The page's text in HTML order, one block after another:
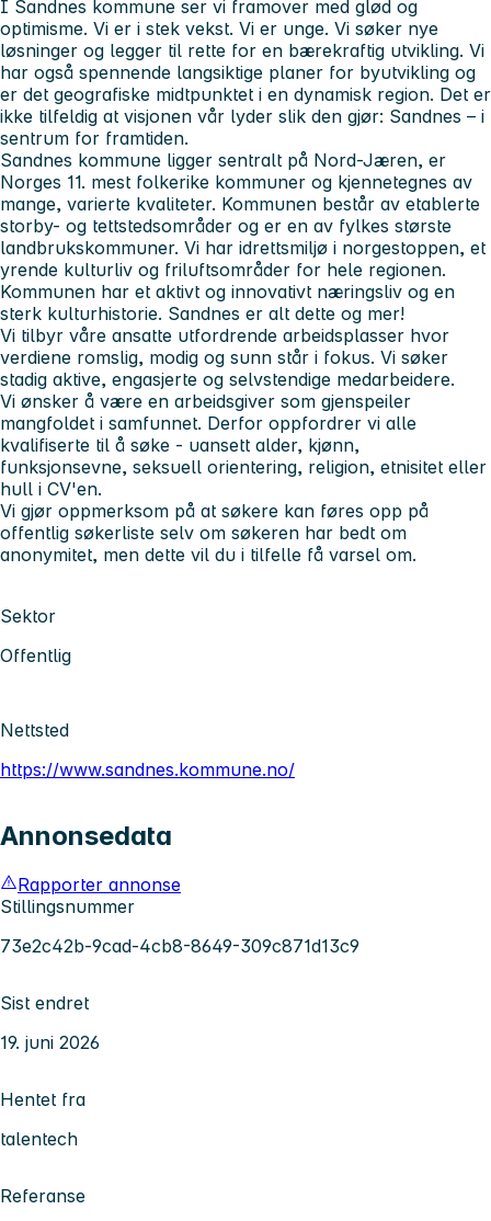
I Sandnes kommune ser vi framover med glød og
optimisme. Vi er i stek vekst. Vi er unge. Vi søker nye
løsninger og legger til rette for en bærekraftig utvikling. Vi
har også spennende langsiktige planer for byutvikling og
er det geografiske midtpunktet i en dynamisk region. Det er
ikke tilfeldig at visjonen vår lyder slik den gjør: Sandnes – i
sentrum for framtiden.
Sandnes kommune ligger sentralt på Nord-Jæren, er
Norges 11. mest folkerike kommuner og kjennetegnes av
mange, varierte kvaliteter. Kommunen består av etablerte
storby- og tettstedsområder og er en av fylkes største
landbrukskommuner. Vi har idrettsmiljø i norgestoppen, et
yrende kulturliv og friluftsområder for hele regionen.
Kommunen har et aktivt og innovativt næringsliv og en
sterk kulturhistorie. Sandnes er alt dette og mer!
Vi tilbyr våre ansatte utfordrende arbeidsplasser hvor
verdiene romslig, modig og sunn står i fokus. Vi søker
stadig aktive, engasjerte og selvstendige medarbeidere.
Vi ønsker å være en arbeidsgiver som gjenspeiler
mangfoldet i samfunnet. Derfor oppfordrer vi alle
kvalifiserte til å søke - uansett alder, kjønn,
funksjonsevne, seksuell orientering, religion, etnisitet eller
hull i CV'en.
Vi gjør oppmerksom på at søkere kan føres opp på
offentlig søkerliste selv om søkeren har bedt om
anonymitet, men dette vil du i tilfelle få varsel om.
Sektor
Offentlig
Nettsted
https://www.sandnes.kommune.no/
Annonsedata
Rapporter annonse
Stillingsnummer
73e2c42b-9cad-4cb8-8649-309c871d13c9
Sist endret
19. juni 2026
Hentet fra
talentech
Referanse